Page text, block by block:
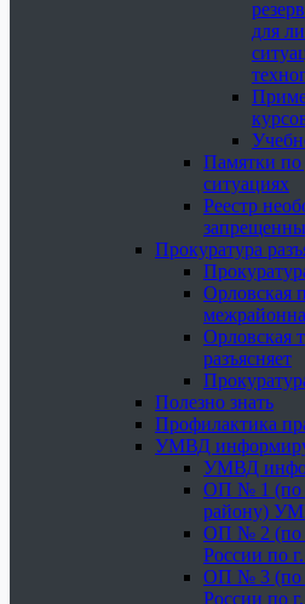
для
Памятки по
ситуациях
Реестр
Прокуратура
Орловская
Орловская
разъясняет
Полезно знать
Профилактика
УМВД
УМВД
ОП № 1 (по
району)
ОП № 2 (по
России по
ОП № 3 (по
России по